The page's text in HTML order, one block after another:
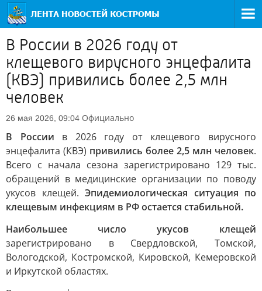
В России в 2026 году от
клещевого вирусного энцефалита
(КВЭ) привились более 2,5 млн
человек
26 мая 2026, 09:04 Официально
В России в 2026 году от клещевого вирусного
энцефалита (КВЭ) привились более 2,5 млн человек.
Всего с начала сезона зарегистрировано 129 тыс.
обращений в медицинские организации по поводу
укусов клещей. Эпидемиологическая ситуация по
клещевым инфекциям в РФ остается стабильной.
Наибольшее число укусов клещей
зарегистрировано в Свердловской, Томской,
Вологодской, Костромской, Кировской, Кемеровской
и Иркутской областях.